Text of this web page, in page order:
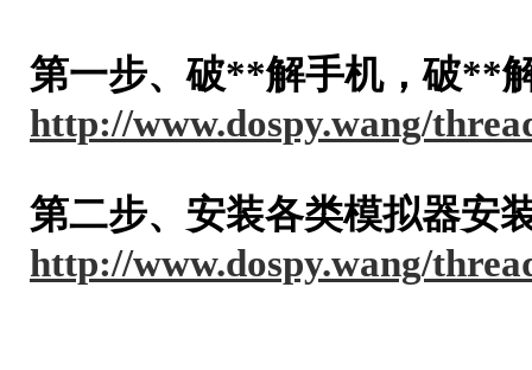
第一步、破**解手机，破**
http://www.dospy.wang/
第二步、安装各类模拟器安
http://www.dospy.wang/